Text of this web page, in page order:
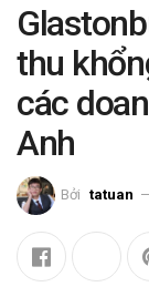
thu
các
Anh
Bởi tatuan